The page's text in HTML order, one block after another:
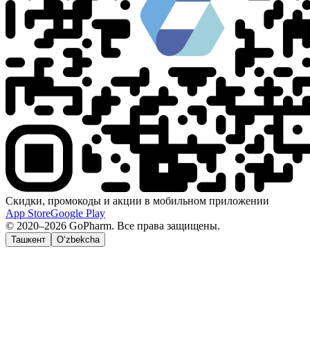
Скидки, промокоды и акции в мобильном приложении
App StoreGoogle Play
© 2020–2026 GoPharm. Все права защищены.
Ташкент O‘zbekcha